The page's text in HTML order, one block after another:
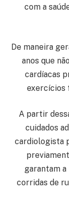
com a
De maneira
anos que
cardíacas
exercícios
A partir
cuidados
cardiologista
garantam
corridas de